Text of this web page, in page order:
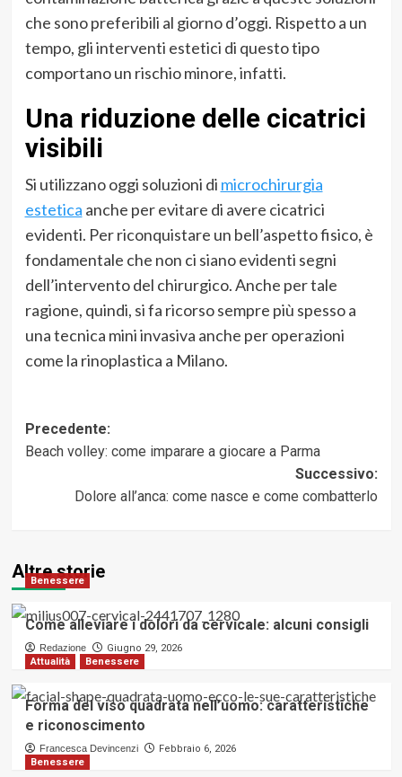
che sono preferibili al giorno d’oggi. Rispetto a un
tempo, gli interventi estetici di questo tipo
comportano un rischio minore, infatti.
Una riduzione delle cicatrici
visibili
Si utilizzano oggi soluzioni di microchirurgia
estetica anche per evitare di avere cicatrici
evidenti. Per riconquistare un bell’aspetto fisico, è
fondamentale che non ci siano evidenti segni
dell’intervento del chirurgico. Anche per tale
ragione, quindi, si fa ricorso sempre più spesso a
una tecnica mini invasiva anche per operazioni
come la rinoplastica a Milano.
Navigazione
articolo
Precedente:
Beach volley: come imparare a giocare a Parma
Successivo:
Dolore all’anca: come nasce e come combatterlo
Altre storie
Benessere
Come alleviare i dolori da cervicale: alcuni consigli
Redazione
Giugno 29, 2026
Attualità
Benessere
Forma del viso quadrata nell’uomo: caratteristiche
e riconoscimento
Francesca Devincenzi
Febbraio 6, 2026
Benessere